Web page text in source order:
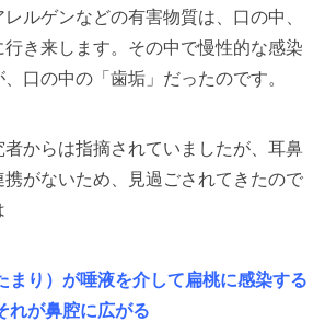
ルゲンなどの有害物質は、口の中、
き来します。その中で慢性的な感染
口の中の「歯垢」だったのです。
者からは指摘されていましたが、耳鼻
がないため、見過ごされてきたので
まり）が唾液を介して扁桃に感染する
れが鼻腔に広がる